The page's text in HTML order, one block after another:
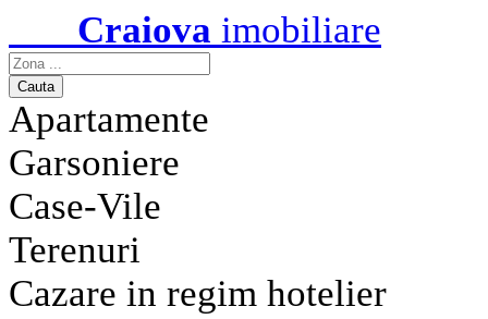
Craiova imobiliare
Apartamente
Garsoniere
Case-Vile
Terenuri
Cazare in regim hotelier